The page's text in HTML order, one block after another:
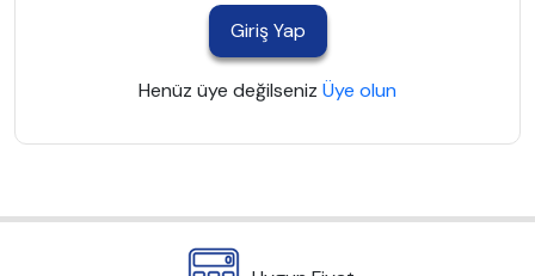
Giriş Yap
Henüz üye değilseniz Üye olun